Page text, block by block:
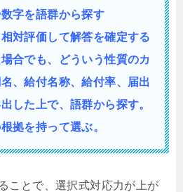
字を語群から探す
対評価して解答を確定する
合でも、どういう性質のカ
、給付名称、給付率、届出
した上で、語群から探す。
拠を持って選ぶ。
ことで、選択式対応力が上が